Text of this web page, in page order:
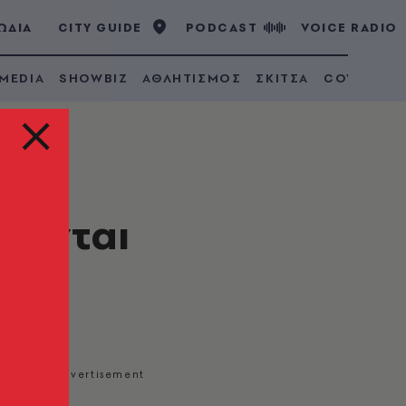
CITY GUIDE PODCAST VOICE RADIO
SHOWBIZ ΑΘΛΗΤΙΣΜΟΣ ΣΚΙΤΣΑ COVID 19